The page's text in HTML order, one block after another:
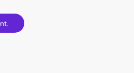
nt.